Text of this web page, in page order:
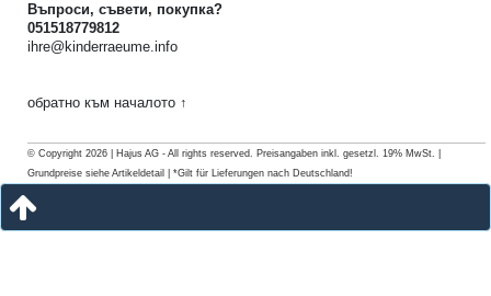
Въпроси, съвети, покупка?
051518779812
ihre@kinderraeume.info
обратно към началото ↑
© Copyright 2026 | Hajus AG - All rights reserved. Preisangaben inkl. gesetzl. 19% MwSt. |
Grundpreise siehe Artikeldetail | *Gilt für Lieferungen nach Deutschland!